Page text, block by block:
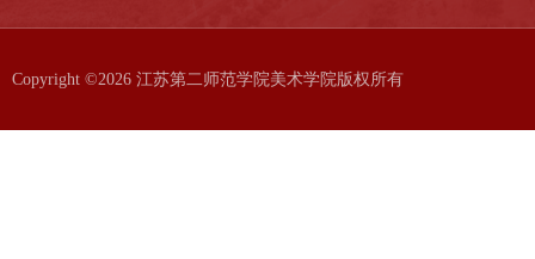
Copyright ©2026 江苏第二师范学院美术学院版权所有